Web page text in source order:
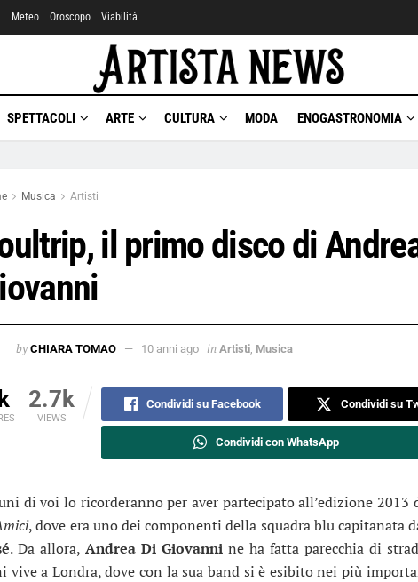
Meteo Oroscopo Viabilità
SPETTACOLI ARTE CULTURA MODA ENOGASTRONOMIA
Musica Artisti
il primo disco di
by CHIARA TOMAO 10 anni ago in Artisti Musica
2.7k
VIEWS
Condividi su Facebook Condividi su
Condividi con WhatsApp
di voi lo ricorderanno per aver partecipato all’edizione 2013
, dove era uno dei componenti della squadra blu capitanata
. Da allora,Andrea Di Giovanni ne ha fatta parecchia di
vive a Londra, dove con la sua band si è esibito nei più